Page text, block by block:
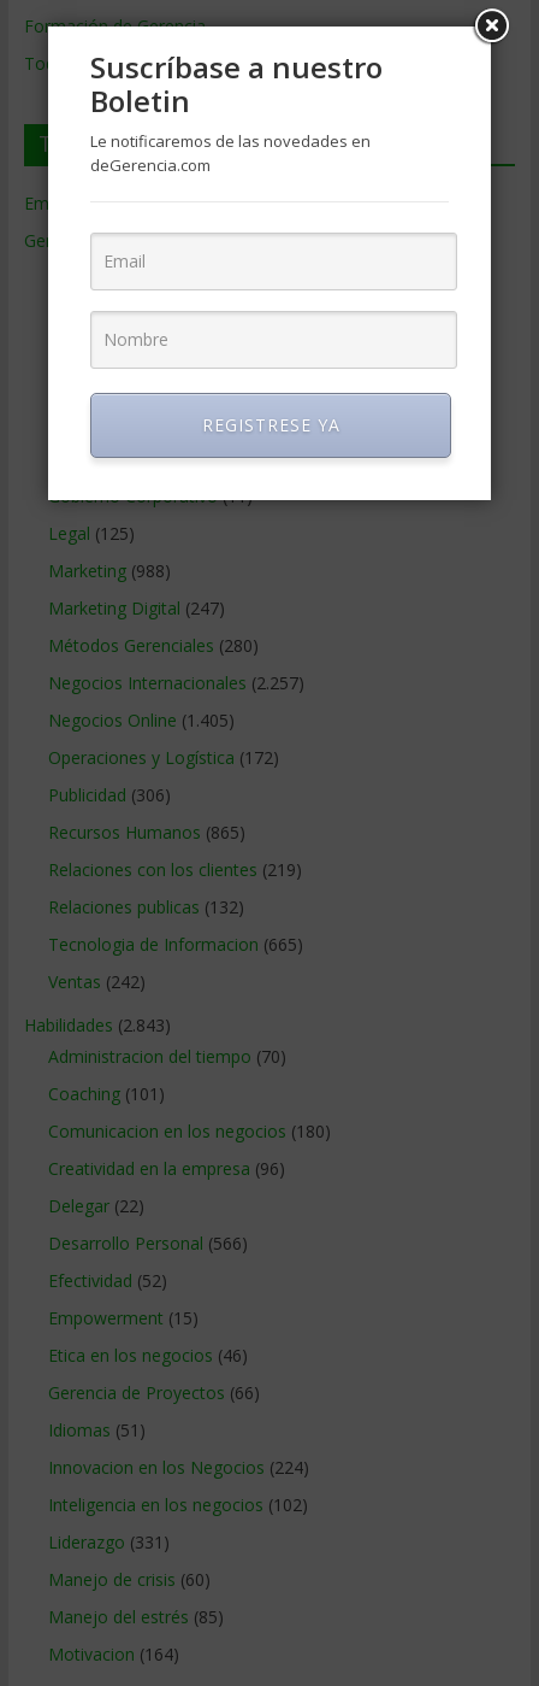
Formación de Gerencia
Todos los Temas
Temas de Gerencia
Empresas de Gerencia
Gerencia(9.477)
Ciencias Económicas
Contabilidad(466)
Educacion Gerencial
Finanzas Corporativas(748)
Gerencia social y ambiental(223)
Gobierno Corporativo(11)
Legal (125)
Marketing(988)
Marketing Digital (247)
Métodos Gerenciales (280)
Negocios Internacionales (2.257)
Negocios Online (1.405)
Operaciones y Logística (172)
Publicidad (306)
Recursos Humanos (865)
Relaciones con los clientes (219)
Relaciones publicas (132)
Tecnologia de Informacion (665)
Ventas (242)
Habilidades (2.843)
Administracion del tiempo (70)
Coaching(101)
Comunicacion en los negocios (180)
Creatividad en la empresa (96)
Delegar(22)
Desarrollo Personal (566)
Efectividad (52)
Empowerment (15)
Etica en los negocios (46)
Gerencia de Proyectos (66)
Idiomas (51)
Innovacion en los Negocios (224)
Inteligencia en los negocios (102)
Liderazgo (331)
Manejo de crisis (60)
Manejo del estrés (85)
Motivacion (164)
Suscríbase a nuestro
Boletin
Le notificaremos de las novedades en
deGerencia.com
REGISTRESE YA